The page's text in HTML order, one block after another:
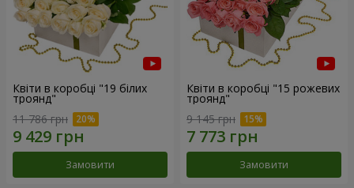
Квіти в коробці "19 білих
троянд"
11 786 грн
Замовити
Квіти в коробці "15 рожевих
троянд"
9 145 грн
Замовити